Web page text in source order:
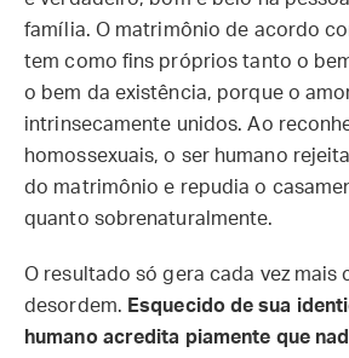
família. O matrimônio de acordo
tem como fins próprios tanto o
o bem da existência, porque o
intrinsecamente unidos. Ao
homossexuais, o ser humano
do matrimônio e repudia o
quanto sobrenaturalmente.
O resultado só gera cada vez mais
desordem. Esquecido de sua
humano acredita piamente que